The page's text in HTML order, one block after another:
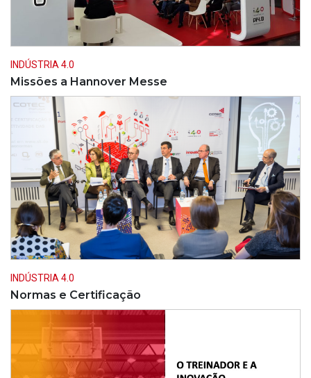
INDÚSTRIA 4.0
Missões a Hannover Messe
INDÚSTRIA 4.0
Normas e Certificação